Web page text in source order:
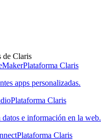
de Claris
Plataforma Claris
apps personalizadas.
Plataforma Claris
datos e información en la web.
Plataforma Claris